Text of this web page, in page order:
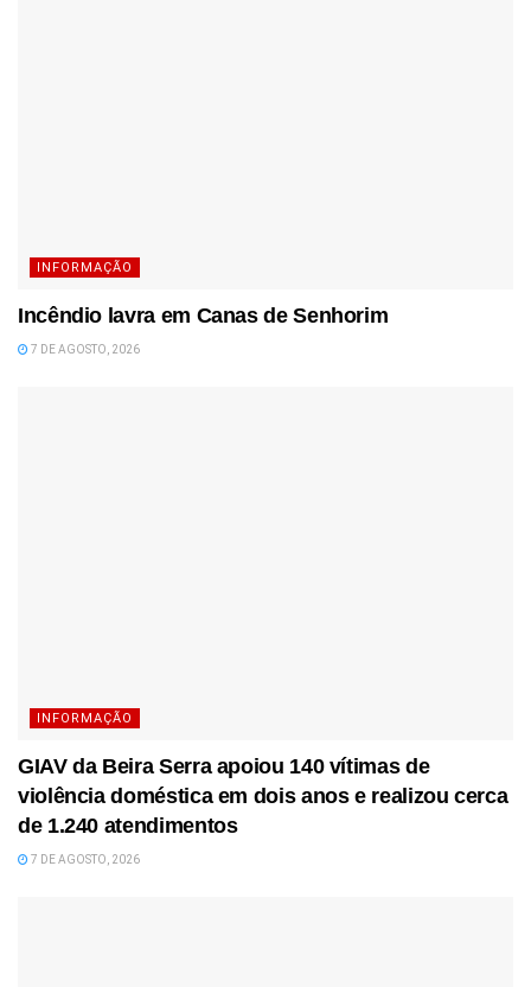
INFORMAÇÃO
Incêndio lavra em Canas de Senhorim
7 DE AGOSTO, 2026
INFORMAÇÃO
GIAV da Beira Serra apoiou 140 vítimas de
violência doméstica em dois anos e realizou cerca
de 1.240 atendimentos
7 DE AGOSTO, 2026